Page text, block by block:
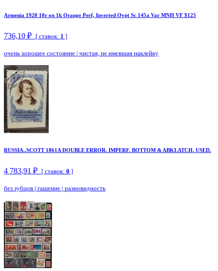
Armenia 1920 10r on 1k Orange Perf, Inverted Ovpt Sc 145a Var MNH VF $125
736,10 ₽ [ ставок: 1 ]
очень хорошее состояние | чистая, не имевшая наклейку
RUSSIA..SCOTT 1861A DOUBLE ERROR. IMPERF. BOTTOM & ABKLATCH. USED.
4 783,91 ₽ [ ставок: 0 ]
без зубцов | гашение | разновидность